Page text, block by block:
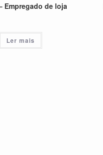
Empregado de loja
Ler mais